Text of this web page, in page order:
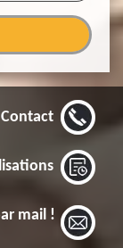
Contact
mail !